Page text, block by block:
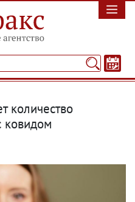
количество
ковидом